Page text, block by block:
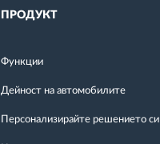
ПРОДУКТ
Функции
Дейност на автомобилите
Персонализирайте решението си